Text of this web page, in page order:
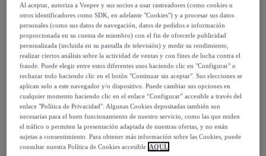
Vendido porBRASILERAS GROUP
Entrega
Entrega desde3,99 €
Entrega: Entre el13/08y el16/08
Al aceptar, autoriza a Veepee y sus socios a usar rastreadores (como cookies u
otros identificadores como SDK, en adelante "Cookies") y a procesar sus datos
personales (como sus datos de navegación, datos de pedidos e información
proporcionada en su cuenta de miembro) con el fin de ofrecerle publicidad
personalizada (incluida en su pantalla de televisión) y medir su rendimiento,
realizar ciertos análisis sobre la actividad de ventas y con fines de lucha contra el
fraude. Puede elegir entre estos diferentes usos haciendo clic en "Configurar" o
rechazar todo haciendo clic en el botón "Continuar sin aceptar". Sus elecciones se
aplican solo a este navegador y/o dispositivo. Puede cambiar sus opciones en
cualquier momento haciendo clic en el enlace “Configurar” accesible a través del
enlace "Política de Privacidad". Algunas Cookies depositadas también son
necesarias para el buen funcionamiento de nuestro servicio, como las que miden
el tráfico o permiten la presentación adaptada de nuestras ofertas, y no están
sujetas a consentimiento. Para obtener más información sobre las Cookies, puede
consultar nuestra Política de Cookies accesible AQUÍ.